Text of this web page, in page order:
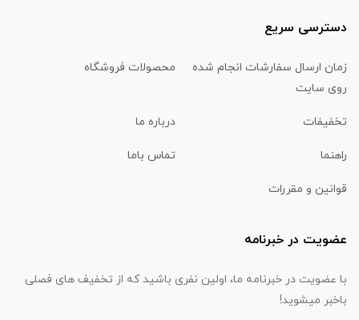
دسترسی سریع
زمان ارسال سفارشات انجام شده
روی سایت
محصولات فروشگاه
تخفیفات درباره ما
راهنما تماس باما
قوانین و مقررات
عضویت در خبرنامه
با عضویت در خبرنامه ما، اولین نفری باشید که از تخفیف های فصلی
باخبر میشوید!